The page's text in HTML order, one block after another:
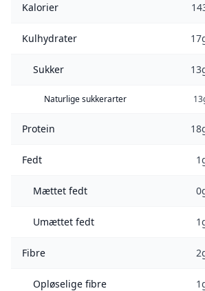
Kalorier
Kulhydrater
Sukker
Naturlige sukkerarter
Protein
Fedt
Mættet fedt
Umættet fedt
Fibre
Opløselige fibre